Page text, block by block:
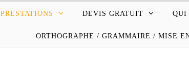
PRESTATIONS DEVIS GRATUIT QUI
ORTHOGRAPHE / GRAMMAIRE / MISE